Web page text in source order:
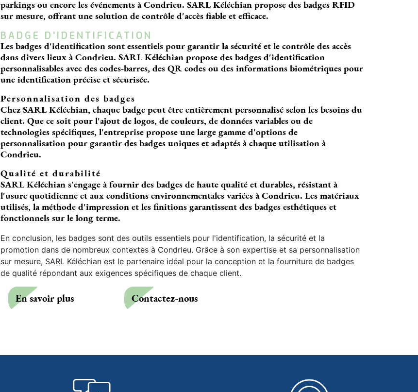
parkings ou encore les événements à Condrieu. SARL Kéléchian propose des badges RFID
sur mesure, offrant une solution de contrôle d'accès fiable et efficace.
BADGE D'IDENTIFICATION
Les badges d'identification sont essentiels pour garantir la sécurité et le contrôle des accès
dans divers lieux à Condrieu. SARL Kéléchian propose des badges d'identification
personnalisables avec des codes-barres, des QR codes ou des informations biométriques pour
une identification précise et sécurisée.
Personnalisation des badges
Chez SARL Kéléchian, chaque badge peut être entièrement personnalisé selon les besoins du
client. Que ce soit pour l'ajout de logos, de couleurs, de données variables ou de
technologies spécifiques, l'entreprise propose une large gamme d'options de
personnalisation pour garantir des badges uniques et adaptés à chaque utilisation à
Condrieu.
Qualité et durabilité
SARL Kéléchian s'engage à fournir des badges de haute qualité et durables, résistant à
l'usure quotidienne et aux conditions environnementales variées à Condrieu. Les matériaux
utilisés, la méthode d'impression et les finitions garantissent des badges esthétiques et
fonctionnels sur le long terme.
En conclusion, les badges sont des outils essentiels pour l'identification, la sécurité et la
promotion dans de nombreux contextes à Condrieu. Grâce à son expertise et sa personnalisation
sur mesure, SARL Kéléchian est le partenaire idéal pour la conception et la fourniture de badges
de qualité répondant aux exigences spécifiques de chaque client.
En savoir plus Contactez-nous